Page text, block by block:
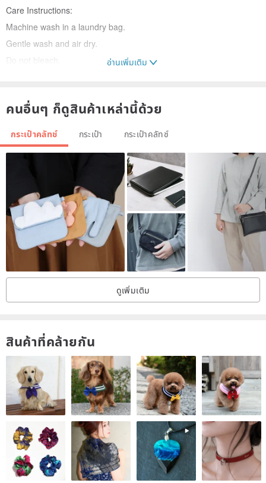
Care Instructions:
Machine wash in a laundry bag.
Gentle wash and air dry.
Do not bleach.
*Materials are sourced from cleaned, pre-owned clothing. Each
materials used.
*Due to variations in lighting and screen settings, colors in photos
may differ slightly from the actual product. The actual item's color is
the standard.
*There may be minor discrepancies in measurements (within a
normal range of +/- 2cm).
*Orders will be shipped within 14 business days after confirmation
(excluding weekends and public holidays).
*For those who appreciate absolute perfection, please consider
carefully before purchasing if you are unable to accept minor
you can wear them with confidence.
อ่านเพิ่มเติม
คนอื่นๆ ก็ดูสินค้าเหล่านี้ด้วย
กระเป๋าคลัทช์ กระเป๋า กระเป๋าคลัทช์
ดูเพิ่มเติม
สินค้าที่คล้ายกัน